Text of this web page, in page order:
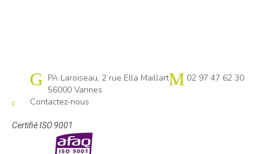
Cap emploi 56
PA Laroiseau, 2 rue Ella Maillart
56000 Vannes
02 97 47 62 30
Contactez-nous
Certifié ISO 9001